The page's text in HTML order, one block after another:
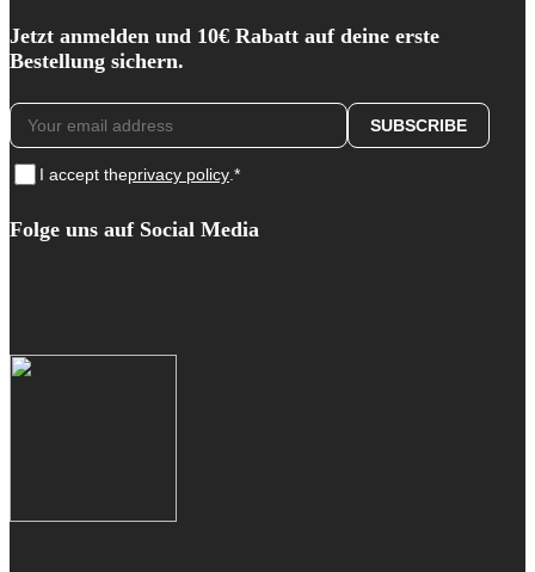
Jetzt anmelden und 10€ Rabatt auf deine erste
Bestellung sichern.
I accept theprivacy policy.*
Folge uns auf Social Media